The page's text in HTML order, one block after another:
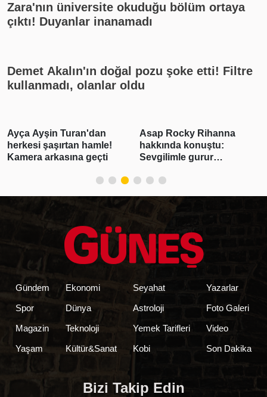
Zara'nın üniversite okuduğu bölüm ortaya
çıktı! Duyanlar inanamadı
Demet Akalın'ın doğal pozu şoke etti! Filtre
kullanmadı, olanlar oldu
Ayça Ayşin Turan'dan
herkesi şaşırtan hamle!
Kamera arkasına geçti
Asap Rocky Rihanna
hakkında konuştu:
Sevgilimle gurur
Gündem
Spor
Magazin
Yaşam
Ekonomi
Dünya
Teknoloji
Kültür&Sanat
Seyahat
Astroloji
Yemek Tarifleri
Kobi
Yazarlar
Foto Galeri
Video
Son Dakika
Bizi Takip Edin